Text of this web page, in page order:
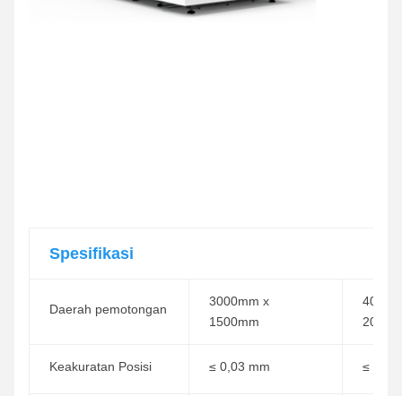
Spesifikasi
Daerah pemotongan
3000mm x
1500mm
Keakuratan Posisi ≤ 0,03 mm ≤ 0,03